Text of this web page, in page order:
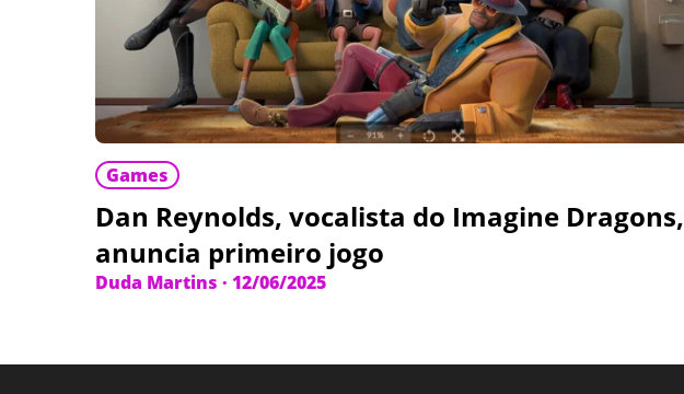
Games
Dan Reynolds, vocalista do Imagine Dragons,
anuncia primeiro jogo
Duda Martins · 12/06/2025